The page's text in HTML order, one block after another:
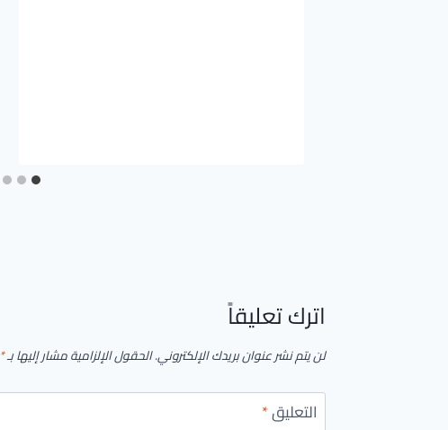
اترك تعليقاً
لن يتم نشر عنوان بريدك الإلكتروني.الحقول الإلزامية مشار إليها بـ*
التعليق*